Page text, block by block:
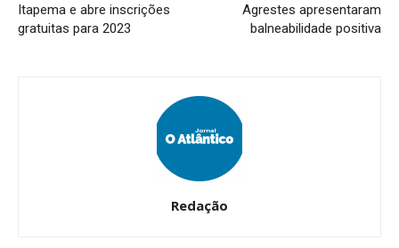
Itapema e abre inscrições
gratuitas para 2023
Agrestes apresentaram
balneabilidade positiva
Redação